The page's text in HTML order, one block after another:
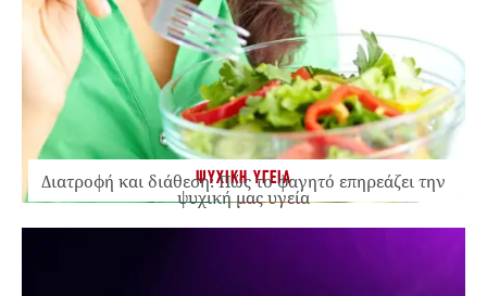
ΨΥΧΙΚΗ ΥΓΕΙΑ
Διατροφή και διάθεση: Πώς το φαγητό επηρεάζει την
ψυχική μας υγεία